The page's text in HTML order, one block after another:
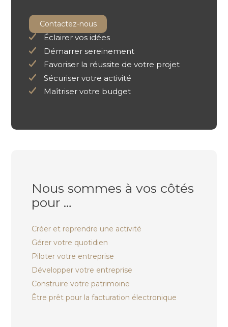
Contactez-nous
Éclairer vos idées
Démarrer sereinement
Favoriser la réussite de votre projet
Sécuriser votre activité
Maîtriser votre budget
Nous sommes à vos côtés
pour …
Créer et reprendre une activité
Gérer votre quotidien
Piloter votre entreprise
Développer votre entreprise
Construire votre patrimoine
Être prêt pour la facturation électronique